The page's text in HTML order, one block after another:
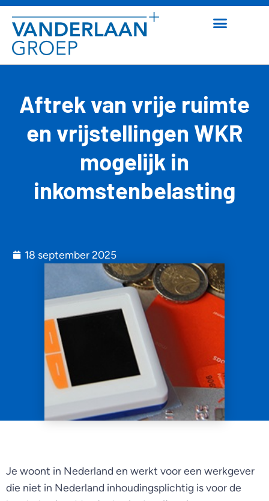
Aftrek van vrije ruimte
en vrijstellingen WKR
mogelijk in
inkomstenbelasting
18 september 2025
Je woont in Nederland en werkt voor een werkgever
die niet in Nederland inhoudingsplichtig is voor de